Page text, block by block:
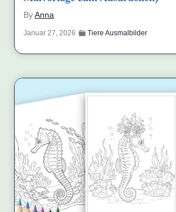
ByAnna
Januar 27, 2026 Tiere Ausmalbilder